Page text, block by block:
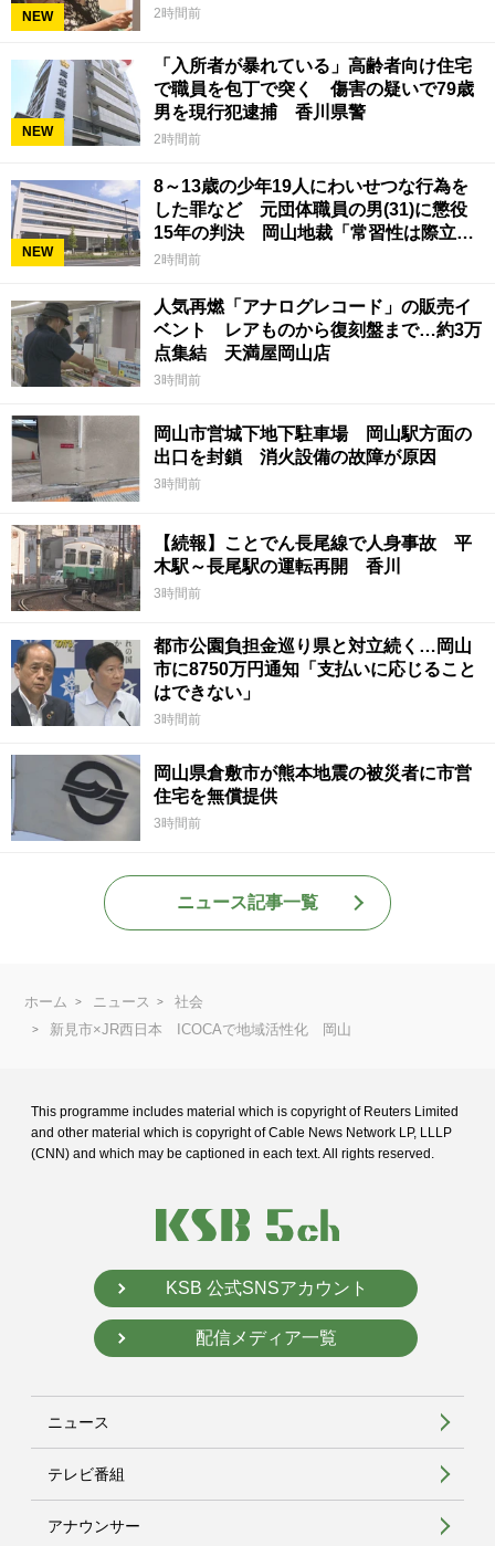
NEW 2時間前
NEW
「入所者が暴れている」高齢者向け住宅
で職員を包丁で突く 傷害の疑いで79歳
男を現行犯逮捕 香川県警
2時間前
NEW
8～13歳の少年19人にわいせつな行為を
した罪など 元団体職員の男(31)に懲役
15年の判決 岡山地裁「常習性は際立っ
ていて被害結果も非常に重い」
2時間前
人気再燃「アナログレコード」の販売イ
ベント レアものから復刻盤まで…約3万
点集結 天満屋岡山店
3時間前
岡山市営城下地下駐車場 岡山駅方面の
出口を封鎖 消火設備の故障が原因
3時間前
【続報】ことでん長尾線で人身事故 平
木駅～長尾駅の運転再開 香川
3時間前
都市公園負担金巡り県と対立続く…岡山
市に8750万円通知「支払いに応じること
はできない」
3時間前
岡山県倉敷市が熊本地震の被災者に市営
住宅を無償提供
3時間前
ニュース記事一覧
ホーム ニュース
社会
新見市×JR西日本 ICOCAで地域活性化 岡山
This programme includes material which is copyright of Reuters Limited
and other material which is copyright of Cable News Network LP, LLLP
(CNN) and which may be captioned in each text. All rights reserved.
KSB 公式SNSアカウント
配信メディア一覧
ニュース
テレビ番組
アナウンサー